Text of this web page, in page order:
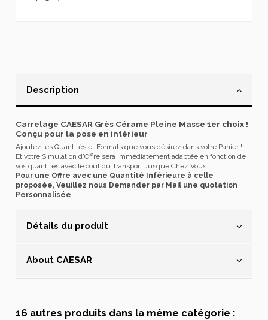
Description
Carrelage CAESAR Grès Cérame Pleine Masse 1er choix !
Conçu pour la pose en intérieur
Ajoutez les Quantités et Formats que vous désirez dans votre Panier !
Et votre Simulation d'Offre sera immédiatement adaptée en fonction de
vos quantités avec le coût du Transport Jusque Chez Vous !
Pour une Offre avec une Quantité Inférieure à celle
proposée, Veuillez nous Demander par Mail une quotation
Personnalisée
Détails du produit
About CAESAR
16 autres produits dans la même catégorie :